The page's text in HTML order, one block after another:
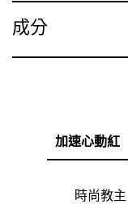
成分
加速心動紅
時尚教主